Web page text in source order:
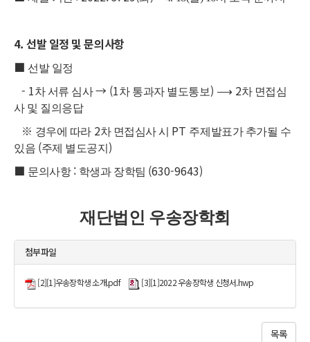
4. 선발 일정 및 문의사항
■ 선발 일정
- 1차 서류 심사→ (1차 통과자 별도통보) ⟶ 2차 면접심
사 및 질의응답
※ 경우에 따라 2차 면접심사 시 PT 주제발표가 추가될 수
있음 (주제 별도공지 )
■ 문의사항 : 학생과 장학팀 (630-9643)
재단법인 우송장학회
첨부파일
[2][1]우송장학생 소개.pdf [3][1]2022 우송장학생 신청서.hwp
목록